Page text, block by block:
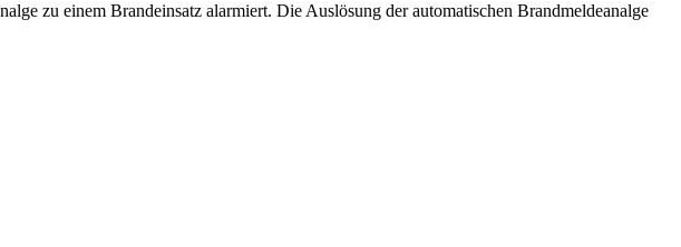
zu einem Brandeinsatz alarmiert. Die Auslösung der automatischen Brandmeldeanalge